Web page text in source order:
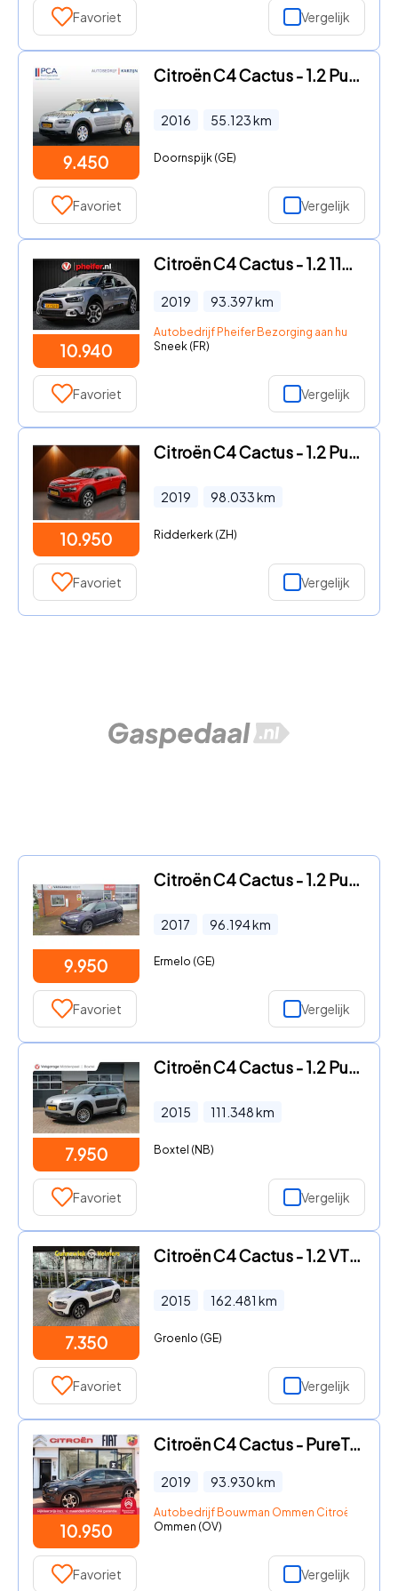
Favoriet Vergelijk
9.450
Citroën C4 Cactus - 1.2 PureTech W
2016 55.123km
Doornspijk (GE)
Favoriet Vergelijk
10.940
Citroën C4 Cactus - 1.2 110pk PureTech Shine Panoramadak/ Camera/ DAB+/ Carplay/
2019 93.397km
Autobedrijf Pheifer Bezorging aan huis in heel
Sneek (FR)
Favoriet Vergelijk
10.950
Citroën C4 Cactus - 1.2 PureTech Feel
2019 98.033km
Ridderkerk (ZH)
Favoriet Vergelijk
9.950
Citroën C4 Cactus - 1.2 PureT. Rip Curl
2017 96.194km
Ermelo (GE)
Favoriet Vergelijk
7.950
Citroën C4 Cactus - 1.2 PureTech Business | Bluetooth | Cruise
2015 111.348km
Boxtel (NB)
Favoriet Vergelijk
7.350
Citroën C4 Cactus - 1.2 VTi Shine | MOTOR REVISIE '24 | CAMERA | NAVI | PANO | P
2015 162.481 km
Groenlo (GE)
Favoriet Vergelijk
10.950
Citroën C4 Cactus - PureTech 110PK H6 S&S Business, Rijklaarprijs | Navigatie |
2019 93.930km
Autobedrijf Bouwman Ommen Citroën & DS
Ommen (OV)
Favoriet Vergelijk